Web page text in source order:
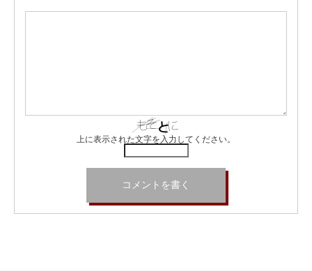
上に表示された文字を入力してください。